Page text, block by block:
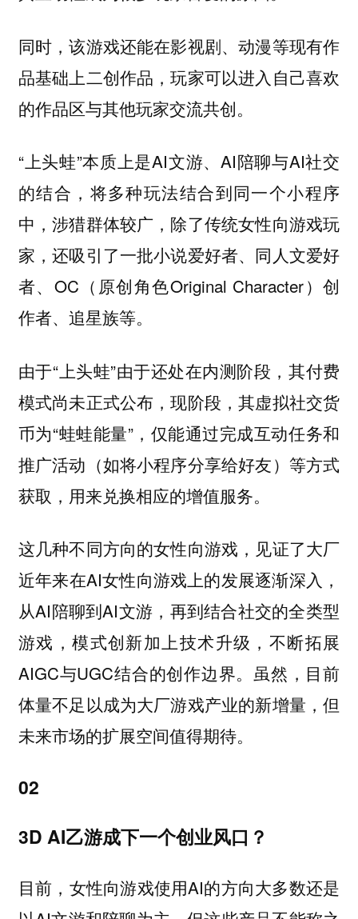
同时，该游戏还能在影视剧、动漫等现有作
品基础上二创作品，玩家可以进入自己喜欢
的作品区与其他玩家交流共创。
“上头蛙”本质上是AI文游、AI陪聊与AI社交
的结合，将多种玩法结合到同一个小程序
中，涉猎群体较广，除了传统女性向游戏玩
家，还吸引了一批小说爱好者、同人文爱好
者、OC（原创角色Original Character）创
作者、追星族等。
由于“上头蛙”由于还处在内测阶段，其付费
模式尚未正式公布，现阶段，其虚拟社交货
币为“蛙蛙能量”，仅能通过完成互动任务和
推广活动（如将小程序分享给好友）等方式
获取，用来兑换相应的增值服务。
这几种不同方向的女性向游戏，见证了大厂
近年来在AI女性向游戏上的发展逐渐深入，
从AI陪聊到AI文游，再到结合社交的全类型
游戏，模式创新加上技术升级，不断拓展
AIGC与UGC结合的创作边界。虽然，目前
体量不足以成为大厂游戏产业的新增量，但
未来市场的扩展空间值得期待。
02
3D AI乙游成下一个创业风口？
目前，女性向游戏使用AI的方向大多数还是